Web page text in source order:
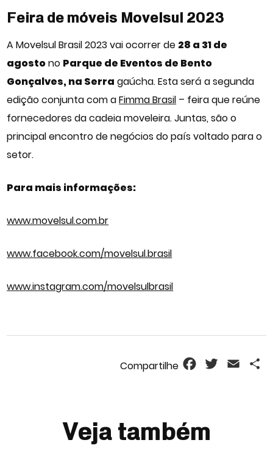
Feira de móveis Movelsul 2023
A Movelsul Brasil 2023 vai ocorrer de 28 a 31 de
agostono Parque de Eventos de Bento
Gonçalves, na Serra gaúcha. Esta será a segunda
edição conjunta com aFimma Brasil – feira que reúne
fornecedores da cadeia moveleira. Juntas, são o
principal encontro de negócios do país voltado para o
setor.
Para mais informações:
www.movelsul.com.br
www.facebook.com/movelsul.brasil
www.instagram.com/movelsulbrasil
FacebookTwitterEmail
Veja também